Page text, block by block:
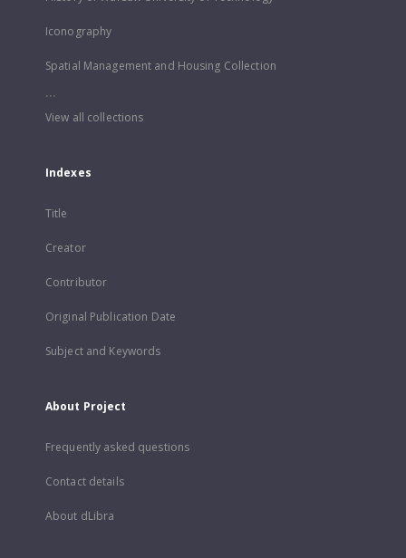
Iconography
Spatial Management and Housing Collection
...
View all collections
Indexes
Title
Creator
Contributor
Original Publication Date
Subject and Keywords
About Project
Frequently asked questions
Contact details
About dLibra